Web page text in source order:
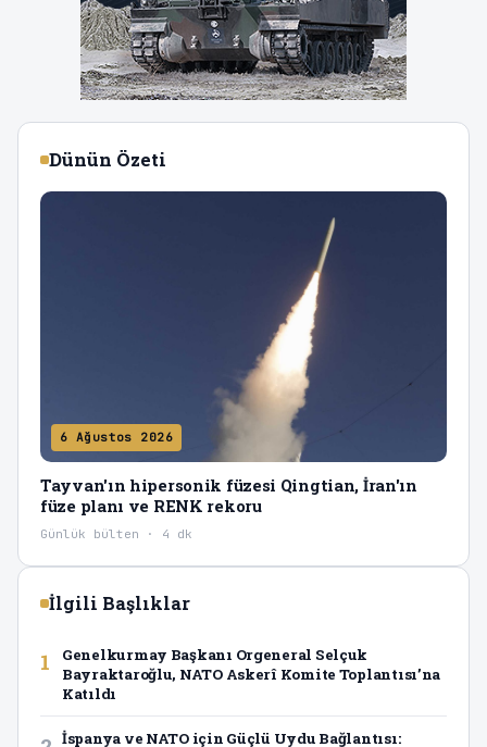
Dünün Özeti
6 Ağustos 2026
Tayvan'ın hipersonik füzesi Qingtian, İran'ın
füze planı ve RENK rekoru
Günlük bülten · 4 dk
İlgili Başlıklar
1
Genelkurmay Başkanı Orgeneral Selçuk
Bayraktaroğlu, NATO Askerî Komite Toplantısı’na
Katıldı
İspanya ve NATO için Güçlü Uydu Bağlantısı: